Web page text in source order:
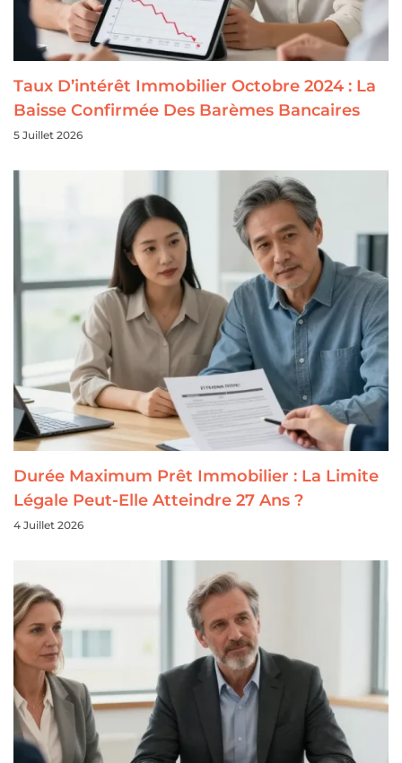
Taux D’intérêt Immobilier Octobre 2024 : La
Baisse Confirmée Des Barèmes Bancaires
5 Juillet 2026
Durée Maximum Prêt Immobilier : La Limite
Légale Peut-Elle Atteindre 27 Ans ?
4 Juillet 2026